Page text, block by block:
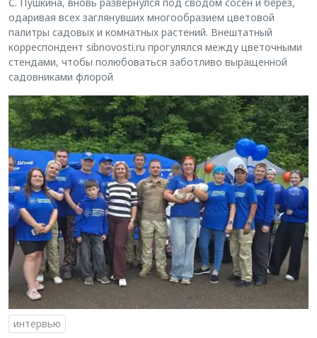
С. Пушкина, вновь развернулся под сводом сосен и берёз,
одаривая всех заглянувших многообразием цветовой
палитры садовых и комнатных растений. Внештатный
корреспондент sibnovosti.ru прогулялся между цветочными
стендами, чтобы полюбоваться заботливо выращенной
садовниками флорой
интервью